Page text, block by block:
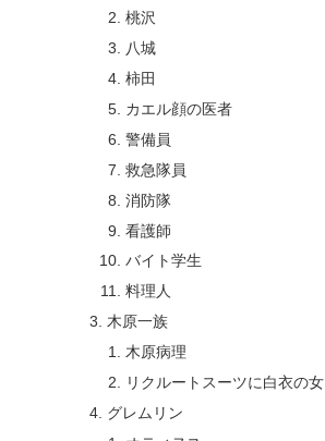
桃沢
八城
柿田
カエル顔の医者
警備員
救急隊員
消防隊
看護師
バイト学生
料理人
木原一族
木原病理
リクルートスーツに白衣の女
グレムリン